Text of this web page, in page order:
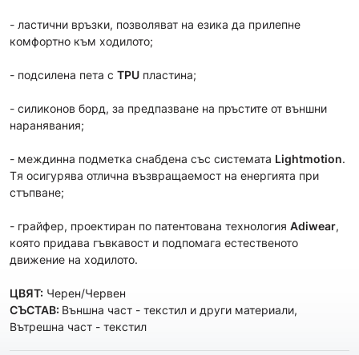
- ластични връзки, позволяват на езика да прилепне
комфортно към ходилото;
- подсилена пета с TPU пластина;
- силиконов борд, за предпазване на пръстите от външни
наранявания;
- междинна подметка снабдена със системата Lightmotion.
Tя осигурява отлична възвращаемост на енергията при
стъпване;
- грайфер, проектиран по патентована технология Adiwear,
която придава гъвкавост и подпомага естественото
движение на ходилото.
ЦВЯТ: Черен/Червен
СЪСТАВ: Външна част - текстил и други материали,
Вътрешна част - текстил